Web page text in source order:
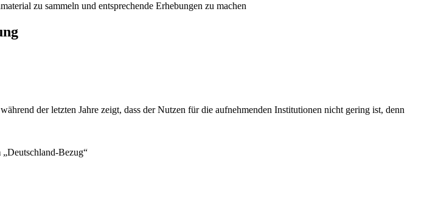
zu sammeln und entsprechende Erhebungen zu machen
der letzten Jahre zeigt, dass der Nutzen für die aufnehmenden Institutionen nicht gering ist, denn
Bezug“